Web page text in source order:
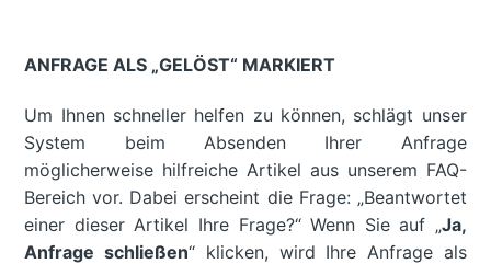
ANFRAGE ALS „GELÖST“ MARKIERT
Um Ihnen schneller helfen zu können, schlägt unser
System beim Absenden Ihrer Anfrage
möglicherweise hilfreiche Artikel aus unserem FAQ-
Bereich vor. Dabei erscheint die Frage: „Beantwortet
einer dieser Artikel Ihre Frage?“ Wenn Sie auf „Ja,
Anfrage schließen“ klicken, wird Ihre Anfrage als